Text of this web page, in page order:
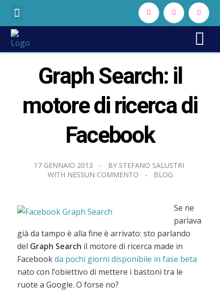
Stefano Salustri
Consulente di Marketing Digitale e Digital Strategist
Graph Search: il
motore di ricerca di
Facebook
17 GENNAIO 2013 BY STEFANO SALUSTRI
WITH NESSUN COMMENTO BLOG
Se ne
parlava
già da tampo è alla fine è arrivato: sto parlando
del Graph Search il motore di ricerca made in
Facebookda pochi giorni disponibile in fase beta
nato con l’obiettivo di mettere i bastoni tra le
ruote a Google. O forse no?